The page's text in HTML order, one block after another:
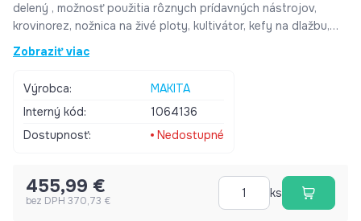
delený , možnosť použitia rôznych prídavných nástrojov,
krovinorez, nožnica na živé ploty, kultivátor, kefy na dlažbu,
vyvetvovacia píla extrémne tichý a malé vibrácie XPT
(ochranná technológia eXtreme) - chránená proti prachu a
sa nástroj zastaví použitím BL motora (bezuhlíkový) sa
kapacita batérie používa ešte efektívnejšie ako u bežných
elektromotorov reverzný chod pre jednoduché odstránenie
5.700 min-1 Otáčky naprázdno 2. stupeň 0 - 8.200 min-1
Otáčky naprázdno pri 3. rýchlostnom stupni 0 - 9.700 min-1
Zobraziť viac
Výrobca:
MAKITA
Interný kód:
1064136
Dostupnosť:
Nedostupné
455,99 €
bez DPH 370,73 €
ks